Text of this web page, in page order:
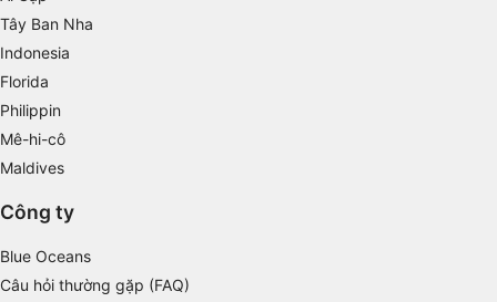
Tây Ban Nha
Indonesia
Florida
Philippin
Mê-hi-cô
Maldives
Công ty
Blue Oceans
Câu hỏi thường gặp (FAQ)
Measure advertising performance
Measure content performance
Understand audiences through statistics or
combinations of data from different sources
Develop and improve services
Use limited data to select content
IAB Special Features:
Use precise geolocation data